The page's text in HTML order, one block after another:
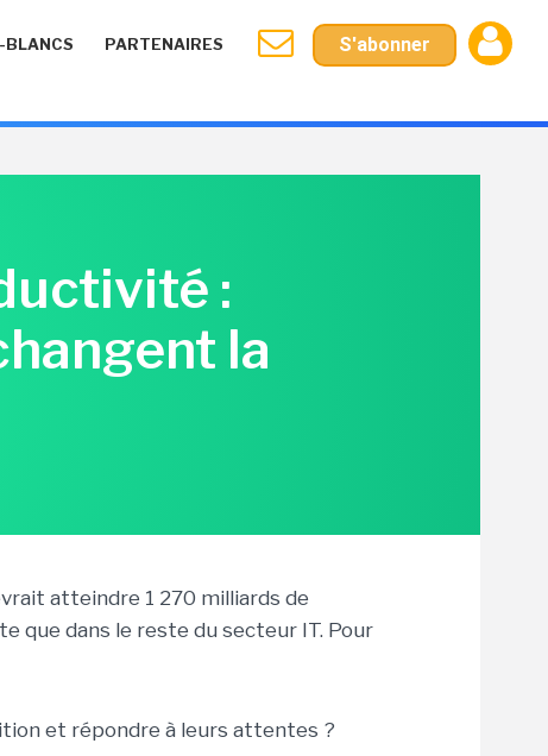
BLANCS PARTENAIRES S'abonner
:
la
atteindre 1 270 milliards de
que dans le reste du secteur IT. Pour
et répondre à leurs attentes ?